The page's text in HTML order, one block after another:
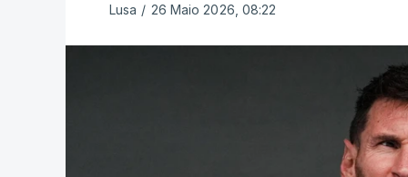
Lusa / 26 Maio 2026, 08:22